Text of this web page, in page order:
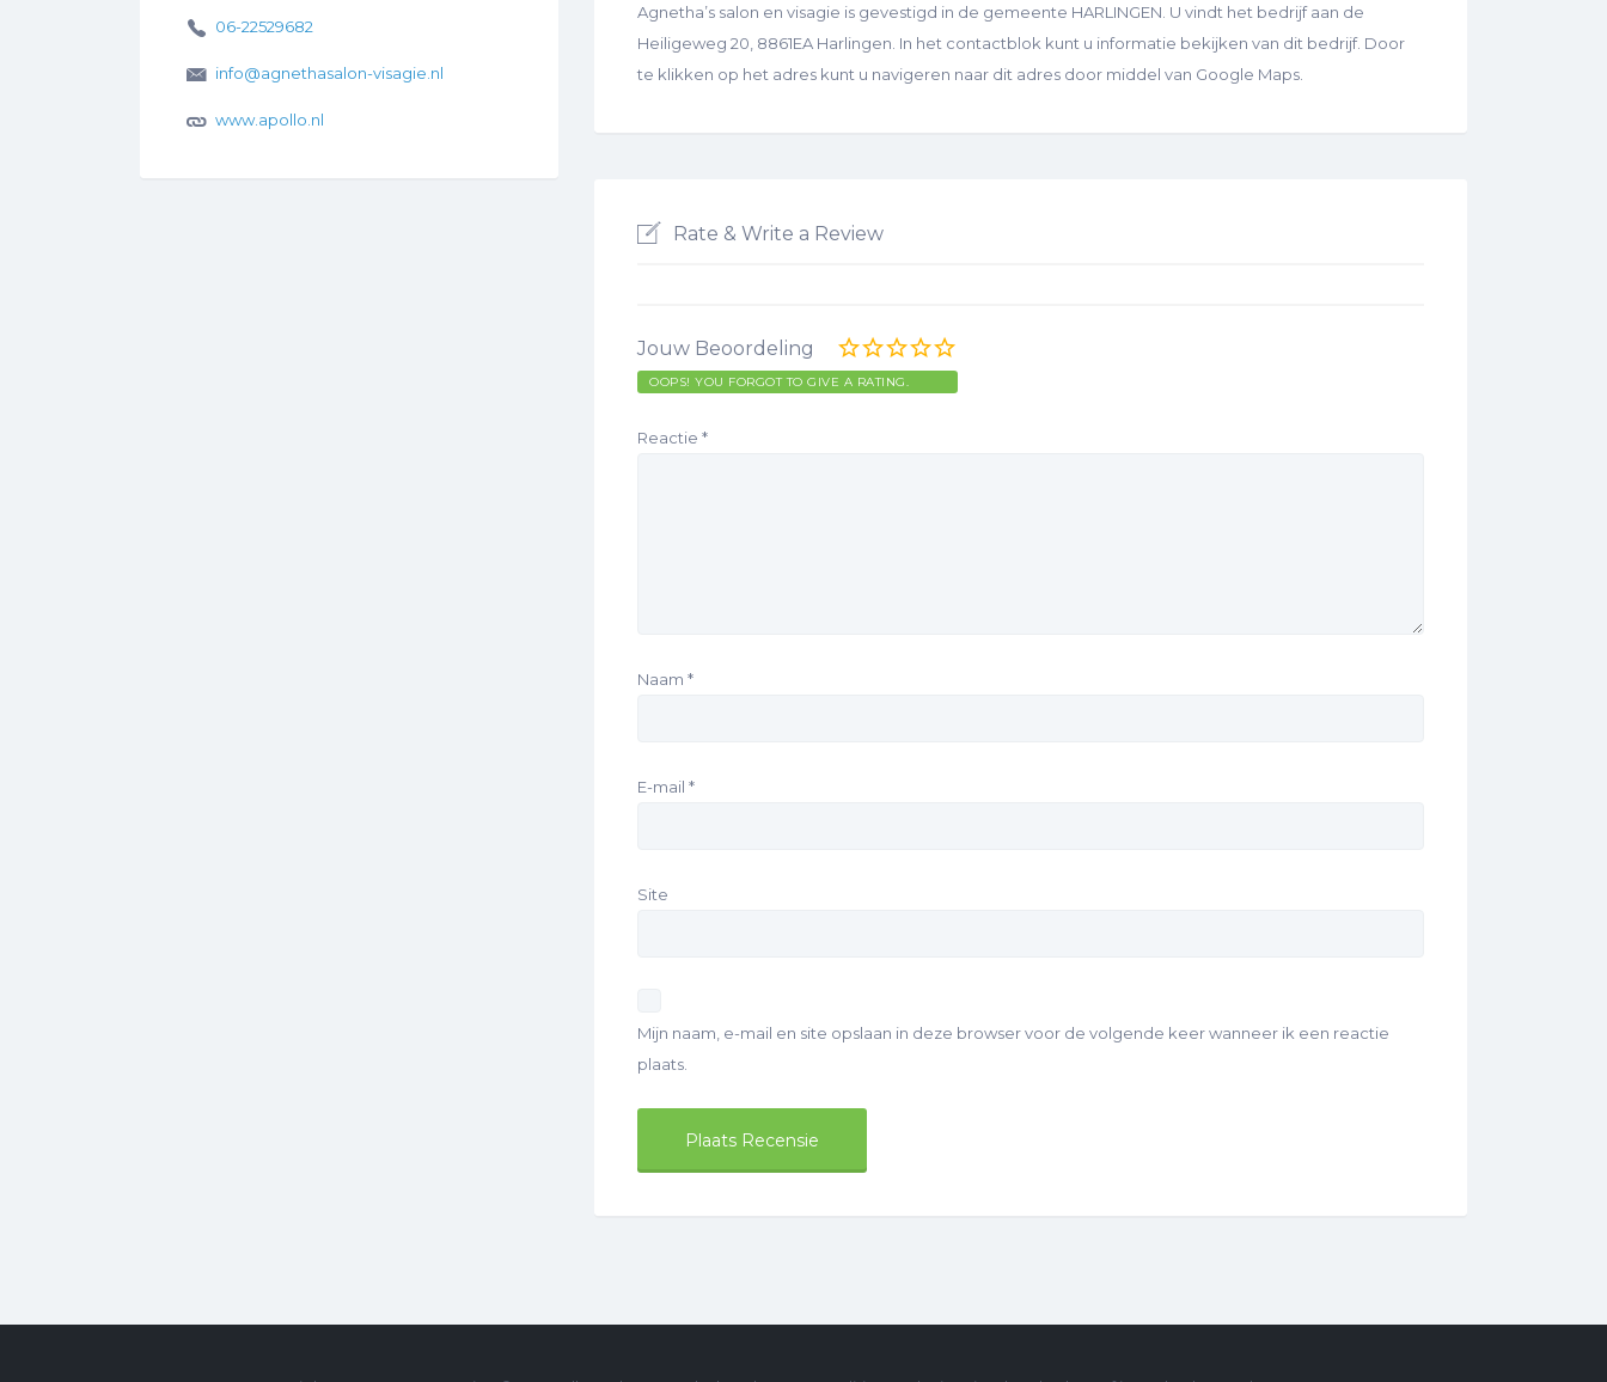
06-22529682
info@agnethasalon-visagie.nl
www.apollo.nl
Agnetha’s salon en visagie is gevestigd in de gemeente HARLINGEN. U vindt het bedrijf aan de
Heiligeweg 20, 8861EA Harlingen. In het contactblok kunt u informatie bekijken van dit bedrijf. Door
te klikken op het adres kunt u navigeren naar dit adres door middel van Google Maps.
Rate & Write a Review
Jouw Beoordeling
OOPS! YOU FORGOT TO GIVE A RATING.
Reactie *
Naam *
E-mail *
Site
Mijn naam, e-mail en site opslaan in deze browser voor de volgende keer wanneer ik een reactie
plaats.